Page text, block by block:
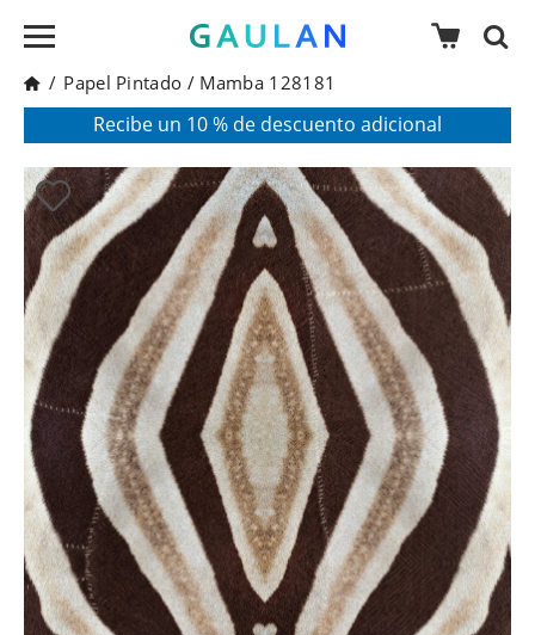
/ Papel Pintado / Mamba 128181
Pon en tu cesta el código:AGOSTO2026
Recibe un 10 % de descuento adicional
* Válido para pedidos superiores a 120€